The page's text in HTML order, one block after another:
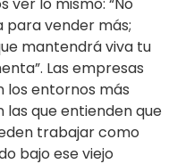
para vender más;
mantendrá viva tu
Las empresas
los entornos más
que entienden que
trabajar como
bajo ese viejo